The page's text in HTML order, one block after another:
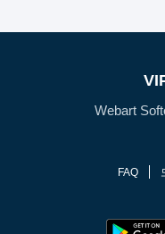
Webart
FAQ